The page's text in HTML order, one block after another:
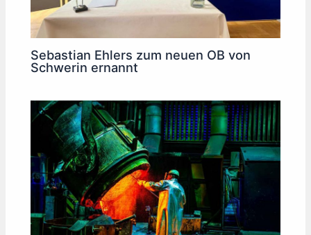
Sebastian Ehlers zum neuen OB von
Schwerin ernannt